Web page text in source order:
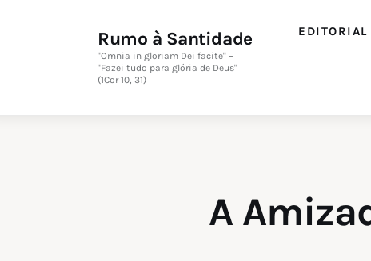
Rumo à Santidade
"Omnia in gloriam Dei facite" –
"Fazei tudo para glória de Deus"
(1Cor 10, 31)
EDITORIAL
A